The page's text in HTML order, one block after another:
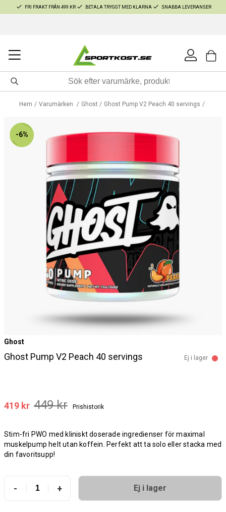
FRI FRAKT FRÅN 499 KR BETALA TRYGGT MED KLARNA SNABBA LEVERANSER
Hem Varumärken Ghost Ghost Pump V2 Peach 40 servings
-6%
Ghost
Ghost Pump V2 Peach 40 servings Ej i lager
419 kr 449 kr Prishistorik
Stim-fri PWO med kliniskt doserade ingredienser för maximal
muskelpump helt utan koffein. Perfekt att ta solo eller stacka med
din favoritsupp!
- + Ej i lager